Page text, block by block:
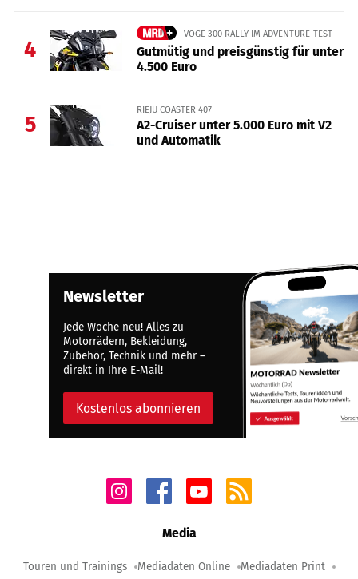
4
VOGE 300 RALLY IM ADVENTURE-TEST
Gutmütig und preisgünstig für unter
4.500 Euro
5
RIEJU COASTER 407
A2-Cruiser unter 5.000 Euro mit V2
und Automatik
Newsletter
Jede Woche neu! Alles zu
Motorrädern, Bekleidung,
Zubehör, Technik und mehr –
direkt in Ihre E-Mail!
Kostenlos abonnieren
Media
Touren und Trainings Mediadaten Online Mediadaten Print